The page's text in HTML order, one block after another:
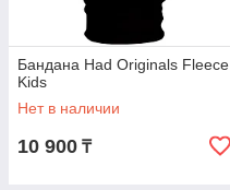
Бандана Had Originals Fleece
Kids
Нет в наличии
10 900 ₸